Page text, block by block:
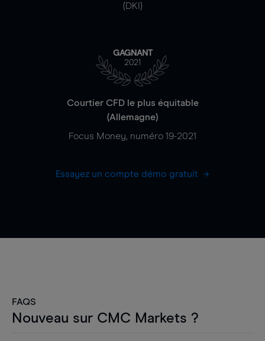
(DKI)
GAGNANT
2021
Courtier CFD le plus équitable
(Allemagne)
Focus Money, numéro 19-2021
Essayez un compte démo gratuit
FAQS
Nouveau sur CMC Markets ?